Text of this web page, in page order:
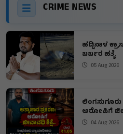
CRIME NEWS
ಹದ್ದಿನಾಳ
ಬರ್ಬರ ಹತ್ಯೆ
05 Aug 2026
ಲಿಂಗಸುಗೂರು
ಆರೋಪಿಗೆ
04 Aug 2026